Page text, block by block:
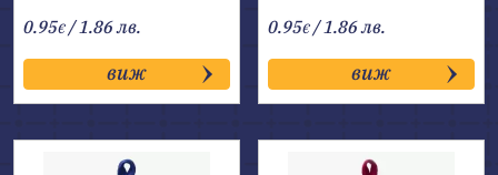
0.95€ / 1.86 лв.
виж
0.95€ / 1.86 лв.
виж